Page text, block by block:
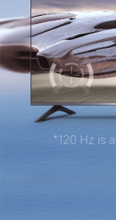
*120 Hz is